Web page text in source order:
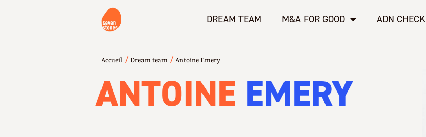
DREAM TEAM M&A FOR GOOD ADN CHECK
Accueil / Dream team / Antoine Emery
ANTOINE EMERY